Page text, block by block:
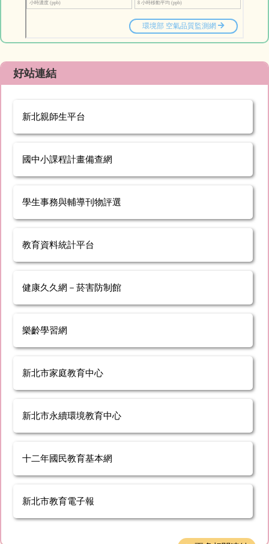
好站連結
新北親師生平台
國中小課程計畫備查網
學生事務與輔導刊物評選
教育資料統計平台
健康久久網－菸害防制館
樂齡學習網
新北市家庭教育中心
新北市永續環境教育中心
十二年國民教育基本網
新北市教育電子報